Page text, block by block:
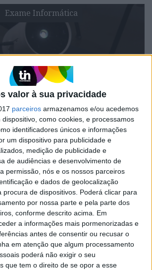
valor à sua privacidade
parceiros armazenamos e/ou acedemos
como cookies, e processamos
identificadores únicos e informações
um dispositivo para publicidade e
medição de publicidade e
de audiências e desenvolvimento de
permissão, nós e os nossos parceiros
e dados de geolocalização
procura de dispositivos. Poderá clicar para
por nossa parte e pela parte dos
conforme descrito acima. Em
a informações mais pormenorizadas e
antes de consentir ou recusar o
em atenção que algum processamento
poderá não exigir o seu
que tem o direito de se opor a esse
Exame Informática
que não pode perder
uma seleção dos gadgets que
ao longo do ano de
portáteis, leitores de livros
máquinas fotográficas
Exame Informática